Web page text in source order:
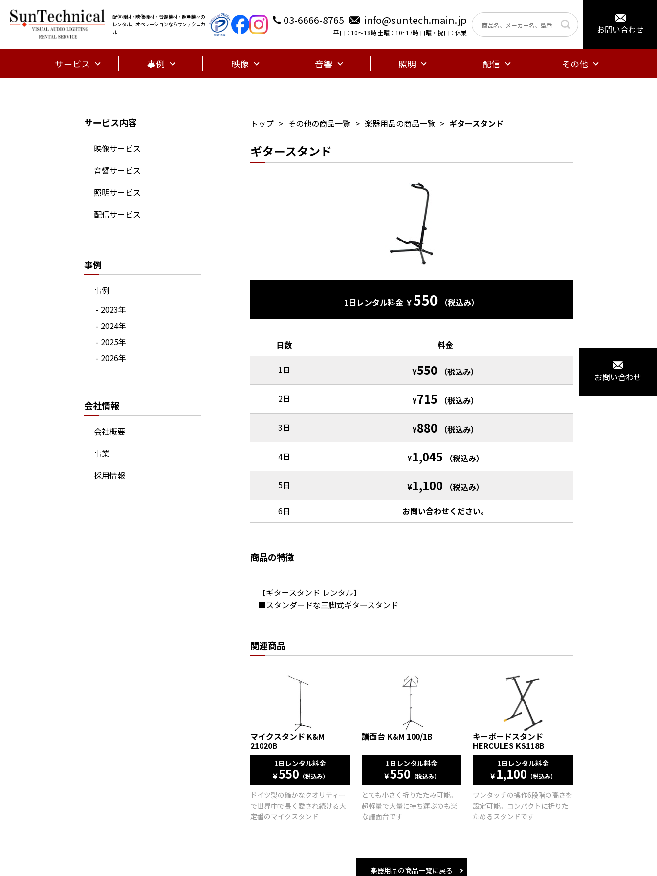
配信機材・映像機材・音響機材・照明機材の
レンタル、オペレーションならサンテクニカ
ル
03-6666-8765 info@suntech.main.jp
平日：10〜18時 土曜：10~17時 日曜・祝日：休業 お問い合わせ
サービス 事例 映像 音響 照明 配信 その他
サービス内容
映像サービス
音響サービス
照明サービス
配信サービス
事例
事例
- 2023年
- 2024年
- 2025年
- 2026年
会社情報
会社概要
事業
採用情報
トップ その他の商品一覧 楽器用品の商品一覧 ギタースタンド
ギタースタンド
1日レンタル料金 ￥550 （税込み）
日数 料金
1日 ¥550 （税込み）
2日 ¥715 （税込み）
3日 ¥880 （税込み）
4日 ¥1,045 （税込み）
5日 ¥1,100 （税込み）
6日 お問い合わせください。
商品の特徴
【ギタースタンド レンタル】
■スタンダードな三脚式ギタースタンド
関連商品
マイクスタンド K&M
21020B
1日レンタル料金
￥550 （税込み）
ドイツ製の確かなクオリティー
で世界中で長く愛され続ける大
定番のマイクスタンド
譜面台 K&M 100/1B
1日レンタル料金
￥550 （税込み）
とても小さく折りたたみ可能。
超軽量で大量に持ち運ぶのも楽
な譜面台です
キーボードスタンド
HERCULES KS118B
1日レンタル料金
￥ 1,100 （税込み）
ワンタッチの操作6段階の高さを
設定可能。コンパクトに折りた
ためるスタンドです
楽器用品の商品一覧に戻る
お問い合わせ